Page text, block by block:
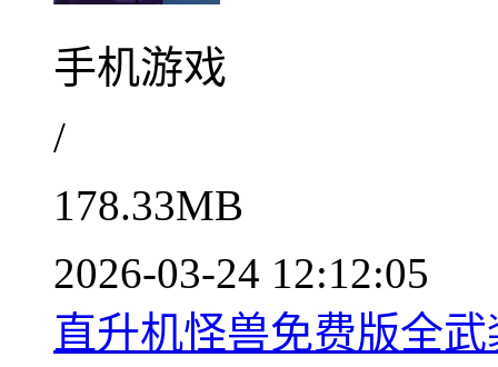
手机游戏
/
178.33MB
2026-03-24 12:12:05
直升机怪兽免费版全